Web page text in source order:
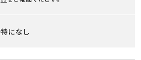
特になし